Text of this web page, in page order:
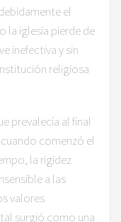
el
la iglesia pierde de
inefectiva y sin
religiosa
prevalecía al final
comenzó el
la rigidez
a las
valores
surgió como una